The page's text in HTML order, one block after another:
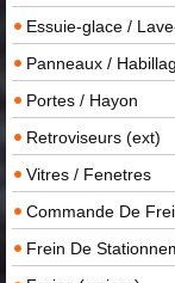
Essuie-glace /
Panneaux /
Portes / Hayon
Retroviseurs (ext)
Vitres / Fenetres
Commande De
Frein De